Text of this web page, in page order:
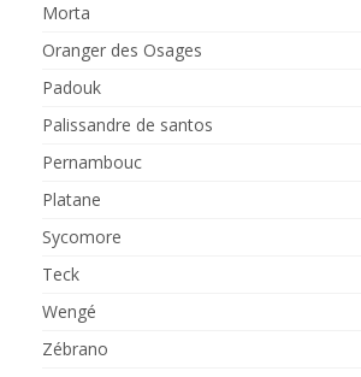
Morta
Oranger des Osages
Padouk
Palissandre de santos
Pernambouc
Platane
Sycomore
Teck
Wengé
Zébrano